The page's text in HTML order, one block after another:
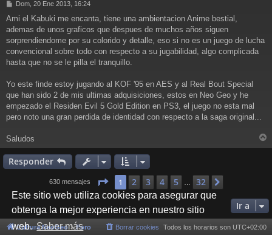
Este sitio web utiliza cookies para asegurar que
obtenga la mejor experiencia en nuestro sitio
web.Saber más
M
n
s
a
j
Dom, 20 Ene 2013, 16:24
Ami el Kabuki me encanta, tiene una ambientacion Anime bestial,
ademas de unos graficos que despues de muchos años siguen
sorprendiendome por su colorido y detalle, eso si no es un juego de lucha
convencional sobre todo con respecto a su jugabilidad, algo complicada
hasta que no se le pilla el tranquillo.
Yo este finde estoy jugando al KOF '95 en AES y al Real Bout Special
que han sido 2 de mis ultimas adquisiciones, estos en Neo Geo y he
empezado el Residen Evil 5 Gold Edition en PS3, el juego no esta mal
pero noto una gran perdida de identidad con respecto a la saga original...
Saludos
r
Responder
630 mensajes Página de 32
1 2 3 4 5 32
Ir a
Cultura NeoGeo Foro Todos los horarios son UTC+02:00
Borrar cookies